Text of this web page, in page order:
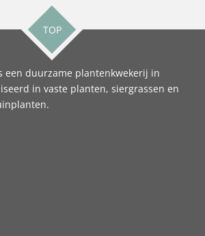
TOP
een duurzame plantenkwekerij in
in vaste planten, siergrassen en